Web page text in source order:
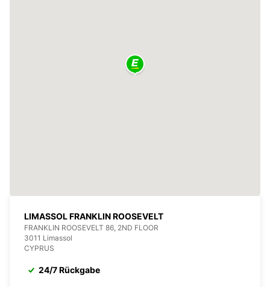
LIMASSOL FRANKLIN ROOSEVELT
FRANKLIN ROOSEVELT 86, 2ND FLOOR
3011 Limassol
CYPRUS
24/7 Rückgabe